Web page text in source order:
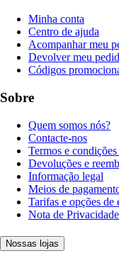
Minha conta
Centro de ajuda
Acompanhar meu
Devolver meu
Códigos
Sobre
Quem somos nós?
Contacte-nos
Termos e
Devoluções e
Informação legal
Meios de
Tarifas e opções de
Nota de Privacidade
Nossas lojas